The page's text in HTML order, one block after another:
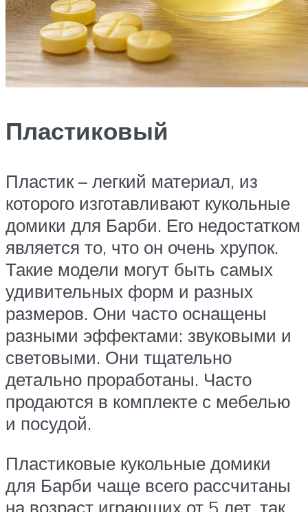
Пластиковый
Пластик – легкий материал, из
которого изготавливают кукольные
домики для Барби. Его недостатком
является то, что он очень хрупок.
Такие модели могут быть самых
удивительных форм и разных
размеров. Они часто оснащены
разными эффектами: звуковыми и
световыми. Они тщательно
детально проработаны. Часто
продаются в комплекте с мебелью
и посудой.
Пластиковые кукольные домики
для Барби чаще всего рассчитаны
на возраст играющих от 5 лет, так